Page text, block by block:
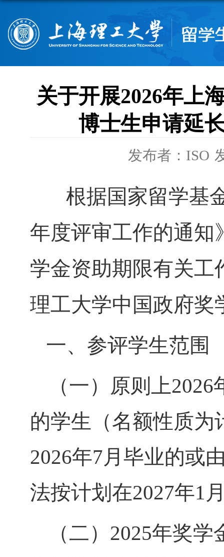
关于开展2026年上
博士生申请延
发布者：ISO
根据国家留学基
年度评审工作的通知
学金资助期限有关工
理工大学中国政府奖
一、参评学生范围
（一）原则上2026
的学生（名额性质为
2026年7月 毕业的或
法按计划在2027年1
（二） 2025年奖学